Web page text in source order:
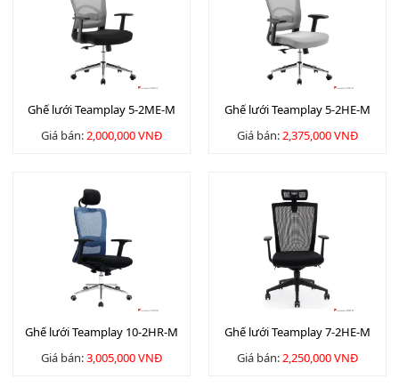
Ghế lưới Teamplay 5-2ME-M
Giá bán:2,000,000 VNĐ
Ghế lưới Teamplay 5-2HE-M
Giá bán:2,375,000 VNĐ
Ghế lưới Teamplay 10-2HR-M
Giá bán:3,005,000 VNĐ
Ghế lưới Teamplay 7-2HE-M
Giá bán:2,250,000 VNĐ